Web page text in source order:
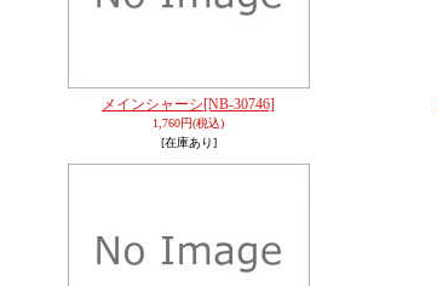
メインシャーシ[NB-30746]
1,760円(税込)
[在庫あり]